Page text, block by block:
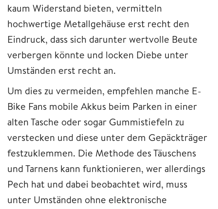
kaum Widerstand bieten, vermitteln
hochwertige Metallgehäuse erst recht den
Eindruck, dass sich darunter wertvolle Beute
verbergen könnte und locken Diebe unter
Umständen erst recht an.
Um dies zu vermeiden, empfehlen manche E-
Bike Fans mobile Akkus beim Parken in einer
alten Tasche oder sogar Gummistiefeln zu
verstecken und diese unter dem Gepäckträger
festzuklemmen. Die Methode des Täuschens
und Tarnens kann funktionieren, wer allerdings
Pech hat und dabei beobachtet wird, muss
unter Umständen ohne elektronische